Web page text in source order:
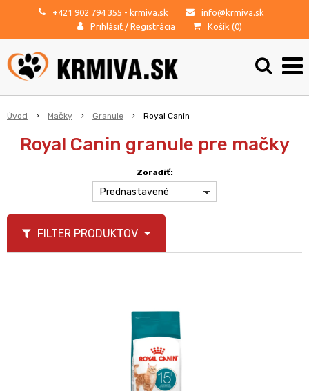
+421 902 794 355 - krmiva.sk
info@krmiva.sk
Prihlásiť / Registrácia Košík (0)
Úvod Mačky Granule Royal Canin
Royal Canin granule pre mačky
Zoradiť:
Prednastavené
FILTER PRODUKTOV